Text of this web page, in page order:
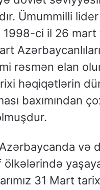
Ümummilli
ci il 26 mart
rəsmən elan
həqiqətlərin
baxımından
və
ölkələrində
31 Mart